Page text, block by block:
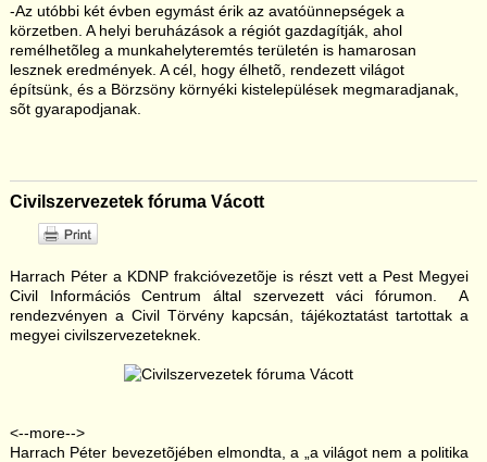
-Az utóbbi két évben egymást érik az avatóünnepségek a
körzetben. A helyi beruházások a régiót gazdagítják, ahol
remélhetõleg a munkahelyteremtés területén is hamarosan
lesznek eredmények. A cél, hogy élhetõ, rendezett világot
építsünk, és a Börzsöny környéki kistelepülések megmaradjanak,
sõt gyarapodjanak.
Civilszervezetek fóruma Vácott
Harrach Péter a KDNP frakcióvezetõje is részt vett a Pest Megyei
Civil Információs Centrum által szervezett váci fórumon. A
rendezvényen a Civil Törvény kapcsán, tájékoztatást tartottak a
megyei civilszervezeteknek.
<--more-->
Harrach Péter bevezetõjében elmondta, a „a világot nem a politika